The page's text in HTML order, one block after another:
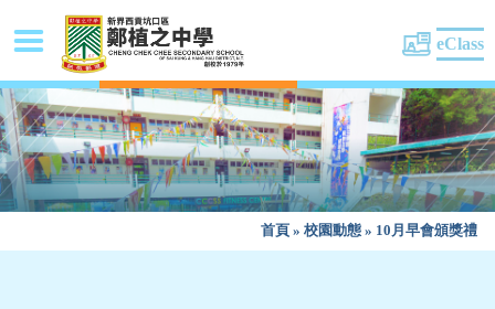
eClass
首頁 » 校園動態 » 10月早會頒獎禮